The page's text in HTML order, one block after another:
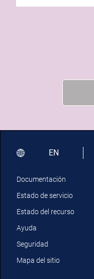
EN
Documentación
Estado de servicio
Estado del recurso
Ayuda
Seguridad
Mapa del sitio